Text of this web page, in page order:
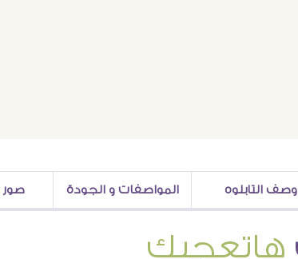
وصف التابلوه المواصفات و الجودة صور
هاتعجبك